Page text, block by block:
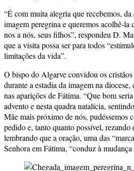
“É com muita alegria que recebemos,
imagem peregrina e queremos acolhê-
nos a nós, seus filhos”, respondeu D.
que a visita possa ser para todos
limitações da vida”.
O bispo do Algarve convidou os
durante a estadia da imagem na
nas aparições de Fátima. “Que bom
advento e nesta quadra natalícia,
Mãe mais próximo de nós, pudéssemos
pedido e, tanto quanto possível,
lembrando que a oração, uma das
Senhora em Fátima, “conduz à